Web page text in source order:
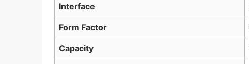
Interface
Form Factor
Capacity